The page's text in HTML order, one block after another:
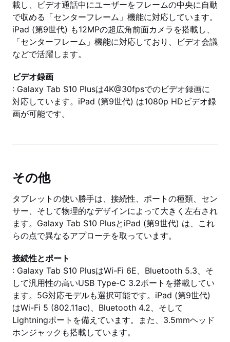
載し、ビデオ通話中にユーザーをフレームの中央に自動
で収める「センターフレーム」機能に対応しています。
iPad (第9世代) も12MPの超広角前面カメラを搭載し、
「センターフレーム」機能に対応しており、ビデオ会議
などで活躍します。
ビデオ録画
: Galaxy Tab S10 Plusは4K@30fpsでのビデオ録画に
対応しています。iPad (第9世代) は1080p HDビデオ録
画が可能です。
その他
タブレットの使い勝手は、接続性、ポートの種類、セン
サー、そして物理的なデザインによって大きく左右され
ます。Galaxy Tab S10 PlusとiPad (第9世代) は、これ
らの点で異なるアプローチを取っています。
接続性とポート
: Galaxy Tab S10 PlusはWi-Fi 6E、Bluetooth 5.3、そ
して汎用性の高いUSB Type-C 3.2ポートを搭載してい
ます。5G対応モデルも選択可能です。iPad (第9世代)
はWi-Fi 5 (802.11ac)、Bluetooth 4.2、そして
Lightningポートを備えています。また、3.5mmヘッド
ホンジャックも搭載しています。